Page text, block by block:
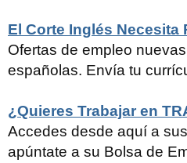
El Corte Inglés Necesita
Ofertas de empleo
españolas. Envía tu
¿Quieres Trabajar en
Accedes desde aquí a
apúntate a su Bolsa de